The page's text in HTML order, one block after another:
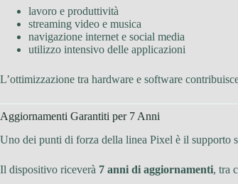
lavoro e produttività
streaming video e musica
navigazione internet e social media
utilizzo intensivo delle applicazioni
L’ottimizzazione tra hardware e software
Aggiornamenti Garantiti per 7 Anni
Uno dei punti di forza della linea Pixel è il supporto
Il dispositivo riceverà 7 anni di aggiornamenti, tra